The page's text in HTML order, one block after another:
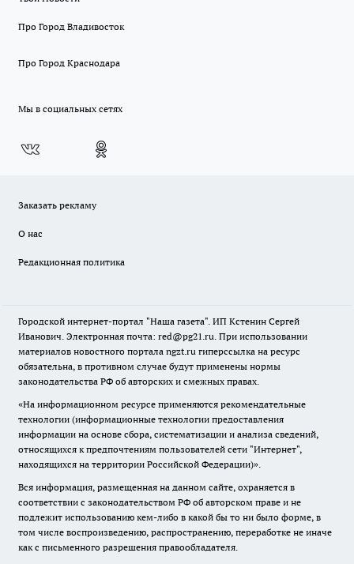
Про Город Владивосток
Про Город Краснодара
Мы в социальных сетях
Заказать рекламу
О нас
Редакционная политика
Городской интернет-портал "Наша газета". ИП Кстенин Сергей
Иванович. Электронная почта: red@pg21.ru. При использовании
материалов новостного портала ngzt.ru гиперссылка на ресурс
обязательна, в противном случае будут применены нормы
законодательства РФ об авторских и смежных правах.
«На информационном ресурсе применяются рекомендательные
технологии (информационные технологии предоставления
информации на основе сбора, систематизации и анализа сведений,
относящихся к предпочтениям пользователей сети "Интернет",
находящихся на территории Российской Федерации)».
Вся информация, размещенная на данном сайте, охраняется в
соответствии с законодательством РФ об авторском праве и не
подлежит использованию кем-либо в какой бы то ни было форме, в
том числе воспроизведению, распространению, переработке не иначе
как с письменного разрешения правообладателя.